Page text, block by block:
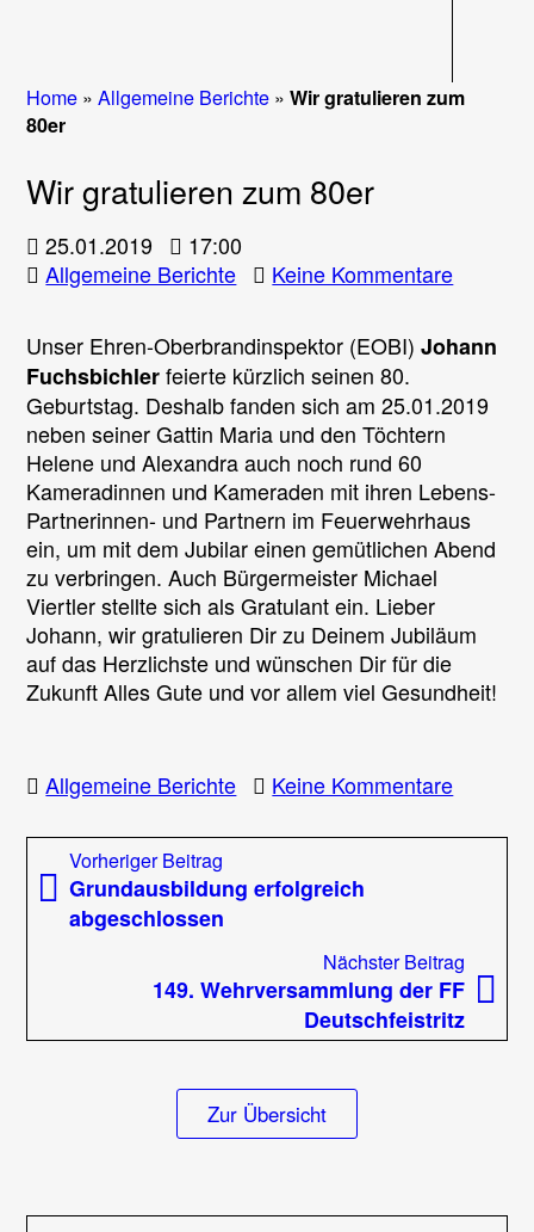
Home »Allgemeine Berichte »Wir gratulieren zum
80er
Wir gratulieren zum 80er
25.01.2019
17:00
Allgemeine Berichte
Keine Kommentarezu
zum
Unser Ehren-Oberbrandinspektor (EOBI)Johann
Fuchsbichlerfeierte kürzlich seinen 80.
Geburtstag. Deshalb fanden sich am 25.01.2019
neben seiner Gattin Maria und den Töchtern
Helene und Alexandra auch noch rund 60
Kameradinnen und Kameraden mit ihren Lebens-
Partnerinnen- und Partnern im Feuerwehrhaus
ein, um mit dem Jubilar einen gemütlichen Abend
zu verbringen. Auch Bürgermeister Michael
Viertler stellte sich als Gratulant ein. Lieber
Johann, wir gratulieren Dir zu Deinem Jubiläum
auf das Herzlichste und wünschen Dir für die
Zukunft Alles Gute und vor allem viel Gesundheit!
Allgemeine Berichte Keine Kommentarezu
Beitragsnavigation
Vorheriger Beitrag
Beitrag:
Grundausbildung erfolgreich
abgeschlossen
Nächster Beitrag
149. Wehrversammlung der FF
Deutschfeistritz
Zur Übersicht